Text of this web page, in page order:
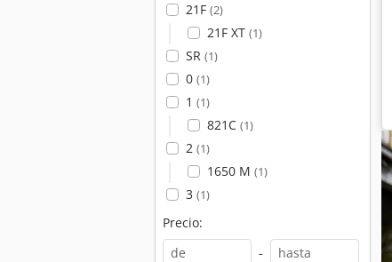
21F (2)
21F XT (1)
SR (1)
0 (1)
1 (1)
821C (1)
2 (1)
1650 M (1)
3 (1)
Precio:
-